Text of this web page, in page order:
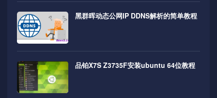
黑群晖动态公网IP DDNS解析的简单教程
品铂X7S Z3735F安装ubuntu 64位教程